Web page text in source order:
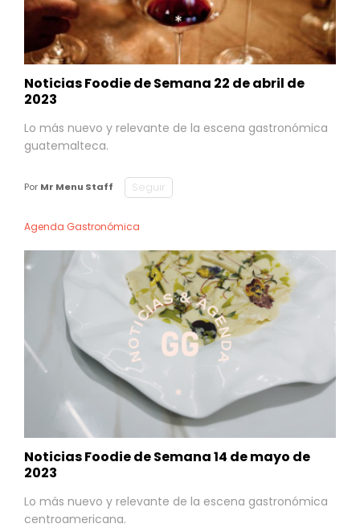
Noticias Foodie de Semana 22 de abril de
2023
Lo más nuevo y relevante de la escena gastronómica
guatemalteca.
Por Mr Menu Staff Seguir
Agenda Gastronómica
Noticias Foodie de Semana 14 de mayo de
2023
Lo más nuevo y relevante de la escena gastronómica
centroamericana.